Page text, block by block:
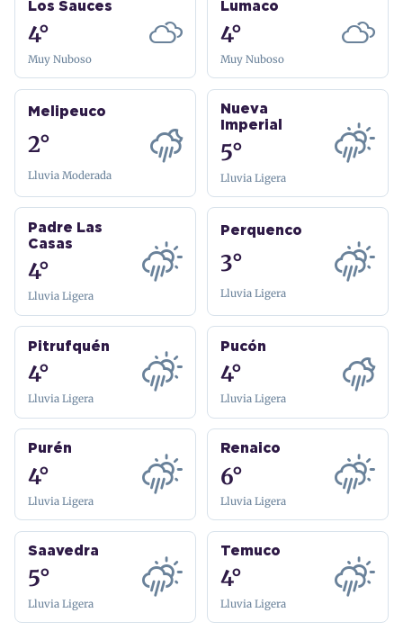
Los Sauces
4°
Muy Nuboso
Lumaco
4°
Muy Nuboso
Melipeuco
2°
Lluvia Moderada
Nueva
Imperial
5°
Lluvia Ligera
Padre Las
Casas
4°
Lluvia Ligera
Perquenco
3°
Lluvia Ligera
Pitrufquén
4°
Lluvia Ligera
Pucón
4°
Lluvia Ligera
Purén
4°
Lluvia Ligera
Renaico
6°
Lluvia Ligera
Saavedra
5°
Lluvia Ligera
Temuco
4°
Lluvia Ligera